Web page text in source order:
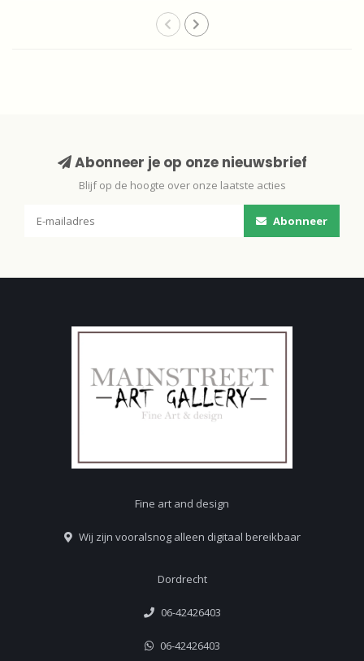
Abonneer je op onze nieuwsbrief
Blijf op de hoogte over onze laatste acties
Abonneer
Fine art and design
Wij zijn vooralsnog alleen digitaal bereikbaar
Dordrecht
06-42426403
06-42426403